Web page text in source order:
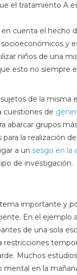
el tratamiento A
cuenta el hecho
y
niños de una
esto no siempre
de la misma
cuestiones de
abarcar grupos
la realización
a un sesgo en la
de investigación.
importante y
En el ejemplo
de una sola
restricciones
Muchos
en la